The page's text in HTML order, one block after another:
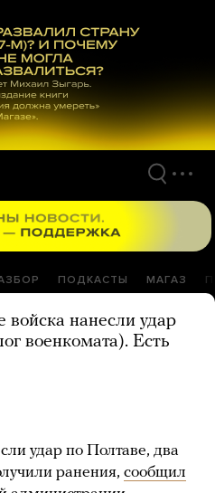
ПОДКАСТЫ МАГАЗ
войска нанесли удар
военкомата). Есть
удар по Полтаве, два
ранения, сообщил